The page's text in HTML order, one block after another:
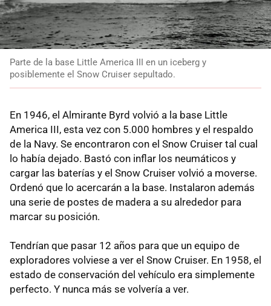
Parte de la base Little America III en un iceberg y
posiblemente el Snow Cruiser sepultado.
En 1946, el Almirante Byrd volvió a la base Little
America III, esta vez con 5.000 hombres y el respaldo
de la Navy. Se encontraron con el Snow Cruiser tal cual
lo había dejado. Bastó con inflar los neumáticos y
cargar las baterías y el Snow Cruiser volvió a moverse.
Ordenó que lo acercarán a la base. Instalaron además
una serie de postes de madera a su alrededor para
marcar su posición.
Tendrían que pasar 12 años para que un equipo de
exploradores volviese a ver el Snow Cruiser. En 1958, el
estado de conservación del vehículo era simplemente
perfecto. Y nunca más se volvería a ver.